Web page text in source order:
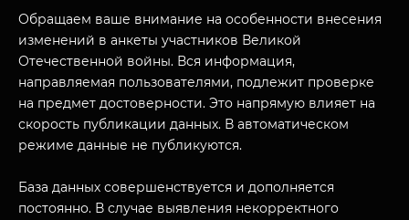
Обращаем ваше внимание на особенности внесения
изменений в анкеты участников Великой
Отечественной войны. Вся информация,
направляемая пользователями, подлежит проверке
на предмет достоверности. Это напрямую влияет на
скорость публикации данных. В автоматическом
режиме данные не публикуются.
База данных совершенствуется и дополняется
постоянно. В случае выявления некорректного